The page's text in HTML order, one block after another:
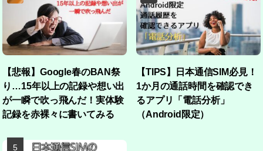
【悲報】Google春のBAN祭
り…15年以上の記録や想い出
が一瞬で吹っ飛んだ！実体験
記録を赤裸々に書いてみる
【TIPS】日本通信SIM必見！
1か月の通話時間を確認でき
るアプリ「電話分析」
（Android限定）